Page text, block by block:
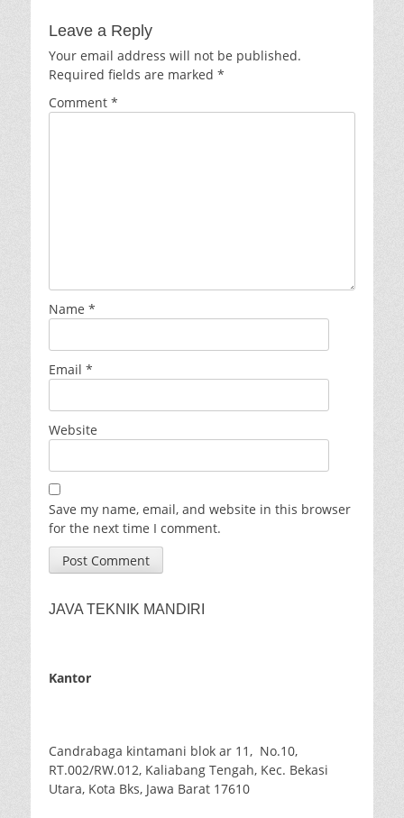
Leave a Reply
Your email address will not be published.
Required fields are marked *
Comment *
Name *
Email *
Website
Save my name, email, and website in this browser
for the next time I comment.
JAVA TEKNIK MANDIRI
Kantor
Candrabaga kintamani blok ar 11, No.10,
RT.002/RW.012, Kaliabang Tengah, Kec. Bekasi
Utara, Kota Bks, Jawa Barat 17610